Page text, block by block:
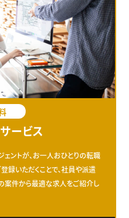
ービス
ントが、お一人おひとりの転職
録いただくことで、社員や派遣
案件から最適な求人をご紹介し